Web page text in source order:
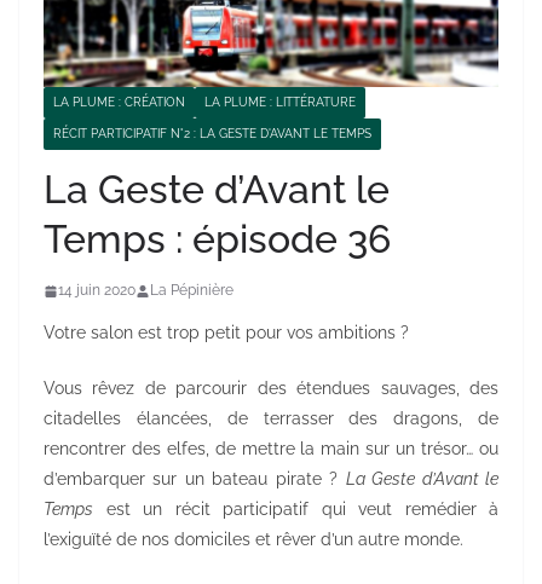
LA PLUME : CRÉATION LA PLUME : LITTÉRATURE
RÉCIT PARTICIPATIF N°2 : LA GESTE D'AVANT LE TEMPS
La Geste d’Avant le
Temps : épisode 36
14 juin 2020 La Pépinière
Votre salon est trop petit pour vos ambitions ?
Vous rêvez de parcourir des étendues sauvages, des
citadelles élancées, de terrasser des dragons, de
rencontrer des elfes, de mettre la main sur un trésor… ou
d’embarquer sur un bateau pirate ? La Geste d’Avant le
Temps est un récit participatif qui veut remédier à
l’exiguïté de nos domiciles et rêver d’un autre monde.